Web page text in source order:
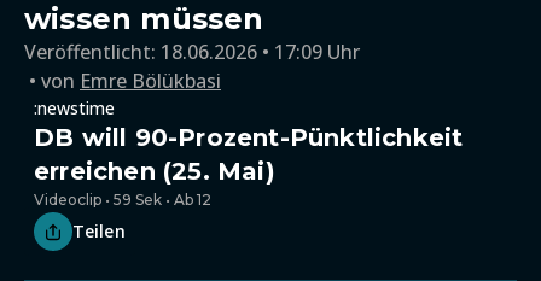
wissen müssen
Veröffentlicht: 18.06.2026 • 17:09 Uhr
von Emre Bölükbasi
:newstime
DB will 90-Prozent-Pünktlichkeit
erreichen (25. Mai)
Videoclip • 59 Sek • Ab 12
Teilen